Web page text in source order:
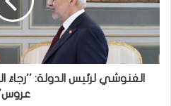
الغنوشي لرئيس الدولة: ''رجاءً